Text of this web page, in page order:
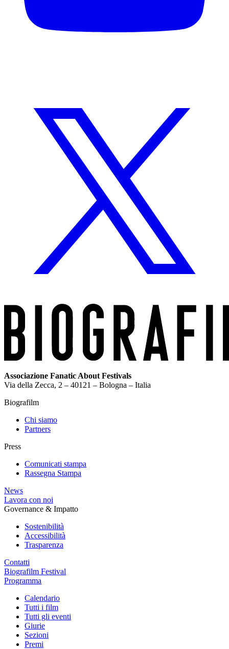
Associazione Fanatic About Festivals
Via della Zecca, 2 – 40121 – Bologna – Italia
Biografilm
Chi siamo
Partners
Press
Comunicati stampa
Rassegna Stampa
News
Lavora con noi
Governance & Impatto
Sostenibilità
Accessibilità
Trasparenza
Contatti
Biografilm Festival
Programma
Calendario
Tutti i film
Tutti gli eventi
Giurie
Sezioni
Premi